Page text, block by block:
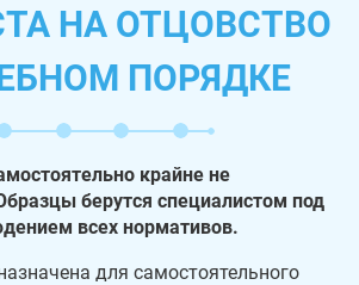
НА ОТЦОВСТВО
ПОРЯДКЕ
крайне не
берутся специалистом под
всех нормативов.
для самостоятельного